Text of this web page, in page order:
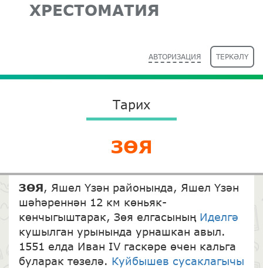
ХРЕСТОМАТИЯ
АВТОРИЗАЦИЯ ТЕРКӘЛҮ
Тарих
ЗӨЯ
ЗӨЯ, Яшел Үзән районында, Яшел Үзән
шәһәреннән 12 км көньяк-
көнчыгыштарак, Зөя елгасыныңИделгә
кушылган урынында урнашкан авыл.
1551 елда Иван IV гаскәре өчен кальга
буларак төзелә. Куйбышев сусаклагычы